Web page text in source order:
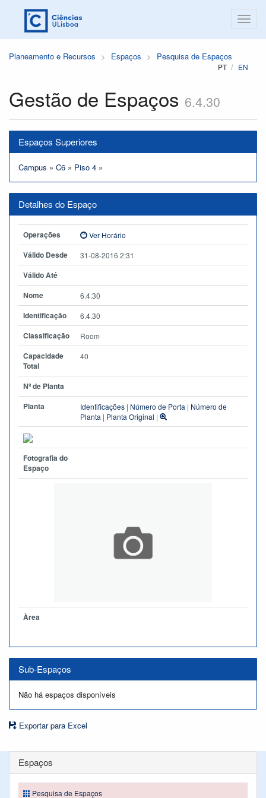
Planeamento e Recursos Espaços Pesquisa de Espaços
PT EN
Gestão de Espaços 6.4.30
Espaços Superiores
Campus » C6 » Piso 4 »
Detalhes do Espaço
Operações Ver Horário
Válido Desde 31-08-2016 2:31
Válido Até
Nome
6.4.30
Identificação 6.4.30
Classificação Room
Capacidade
Total
40
Nº de Planta
Planta
Identificações | Número de Porta | Número de
Planta | Planta Original |
Fotografia do
Espaço
Àrea
Sub-Espaços
Não há espaços disponíveis
Exportar para Excel
Espaços
Pesquisa de Espaços